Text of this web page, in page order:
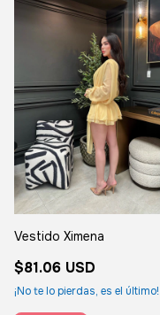
Vestido Ximena
$81.06 USD
¡No te lo pierdas, es el último!